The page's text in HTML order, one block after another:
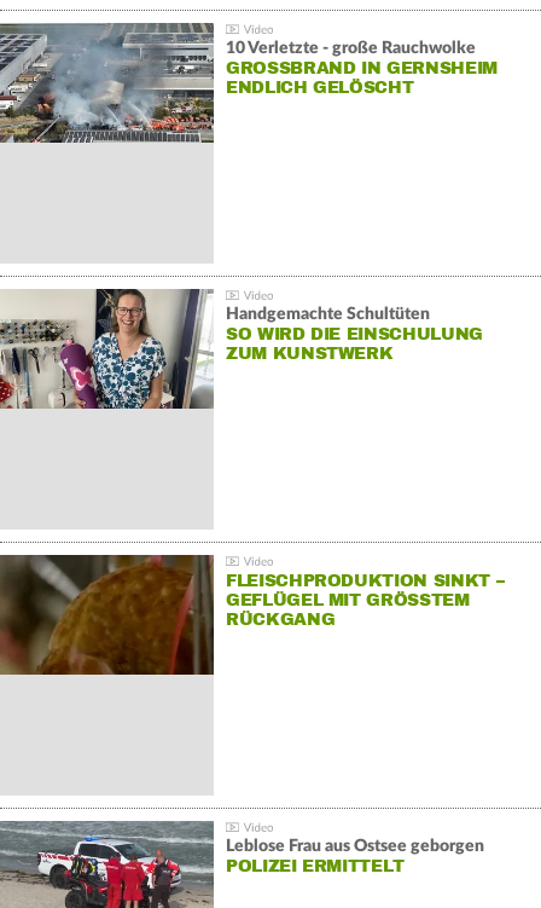
10 Verletzte - große Rauchwolke
GROSSBRAND IN GERNSHEIM E
NDLICH GELÖSCHT
Handgemachte Schultüten
SO WIRD DIE EINSCHULUNG
ZUM KUNSTWERK
FLEISCHPRODUKTION SINKT –
GEFLÜGEL MIT GRÖSSTEM R
ÜCKGANG
Leblose Frau aus Ostsee geborgen
POLIZEI ERMITTELT